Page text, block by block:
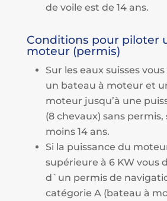
de voile est de 14 ans.
Conditions pour piloter
moteur (permis)
Sur les eaux suisses
un bateau à moteur et
moteur jusqu’à une
(8 chevaux) sans permis,
moins 14 ans.
Si la puissance du
supérieure à 6 KW vous
d`un permis de
catégorie A (bateau à